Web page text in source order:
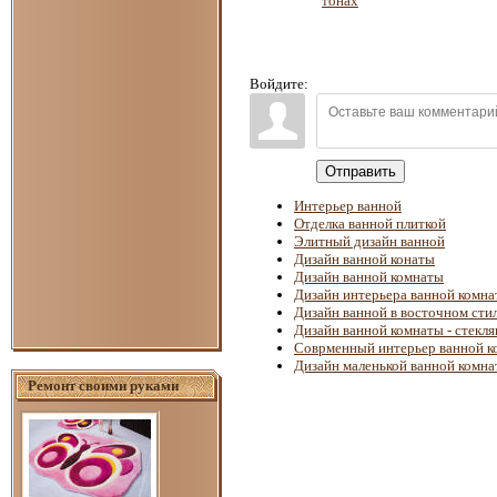
Ремонт своими руками
Войдите:
Отправить
Интерьер ванной
Отделка ванной плиткой
Элитный дизайн ванной
Дизайн ванной конаты
Дизайн ванной комнаты
Дизайн интерьера ванной
Дизайн ванной в восточном
Дизайн ванной комнаты -
Соврменный интерьер ванной
Дизайн маленькой ванной